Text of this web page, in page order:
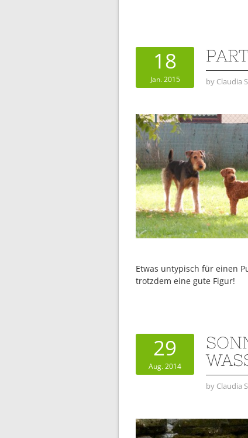
18
Jan. 2015 by Claudia
Etwas untypisch für einen
trotzdem eine gute Figur!
29
Aug. 2014
by Claudia